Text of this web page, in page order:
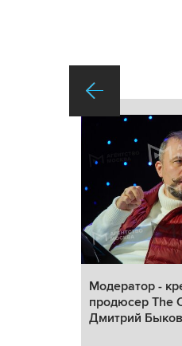
Модератор -
продюсер The
Дмитрий